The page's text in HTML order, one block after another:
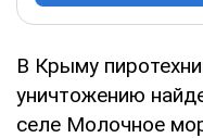
В Крыму
уничтожению
селе Молочное